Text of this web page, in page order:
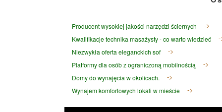
Producent wysokiej jakości narzędzi ściernych
Kwalifikacje technika masażysty - co warto wiedzieć
Niezwykła oferta eleganckich sof
Platformy dla osób z ograniczoną mobilnością
Domy do wynajęcia w okolicach.
Wynajem komfortowych lokali w mieście